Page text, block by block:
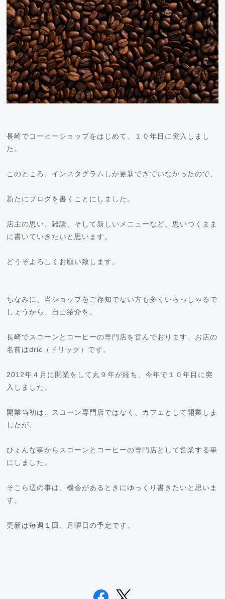
長崎でコーヒーショップをはじめて、１０年目に突入しまし
た。
このところ、インスタグラムしか更新できていなかったので、
新たにブログを書くことにしました。
店主の思い、雑談、そして新しいメニューなど、思いつくまま
に書いていきたいと思います。
どうぞよろしくお願い致します。
ちなみに、当ショップをご存知でない方も多くいらっしゃるで
しょうから、自己紹介を。
長崎でスコーンとコーヒーの専門店を営んでおります、お店の
名前はdric（ドリック）です。
2012年４月に開業をして丸９年が経ち、今年で１０年目に突
入しました。
開業当初は、スコーン専門店ではなく、カフェとして開業しま
したが、
ひょんな事からスコーンとコーヒーの専門店として営業する事
にしました。
そこら辺の事は、機会があるときにゆっくり書きたいと思いま
す。
更新は毎週１回、月曜日の予定です。